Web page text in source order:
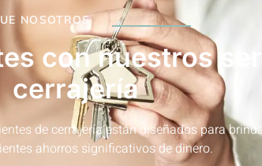
NOSOTROS
con nuestros
cerrajería
de cerrajería están diseñados para
ahorros significativos de dinero.